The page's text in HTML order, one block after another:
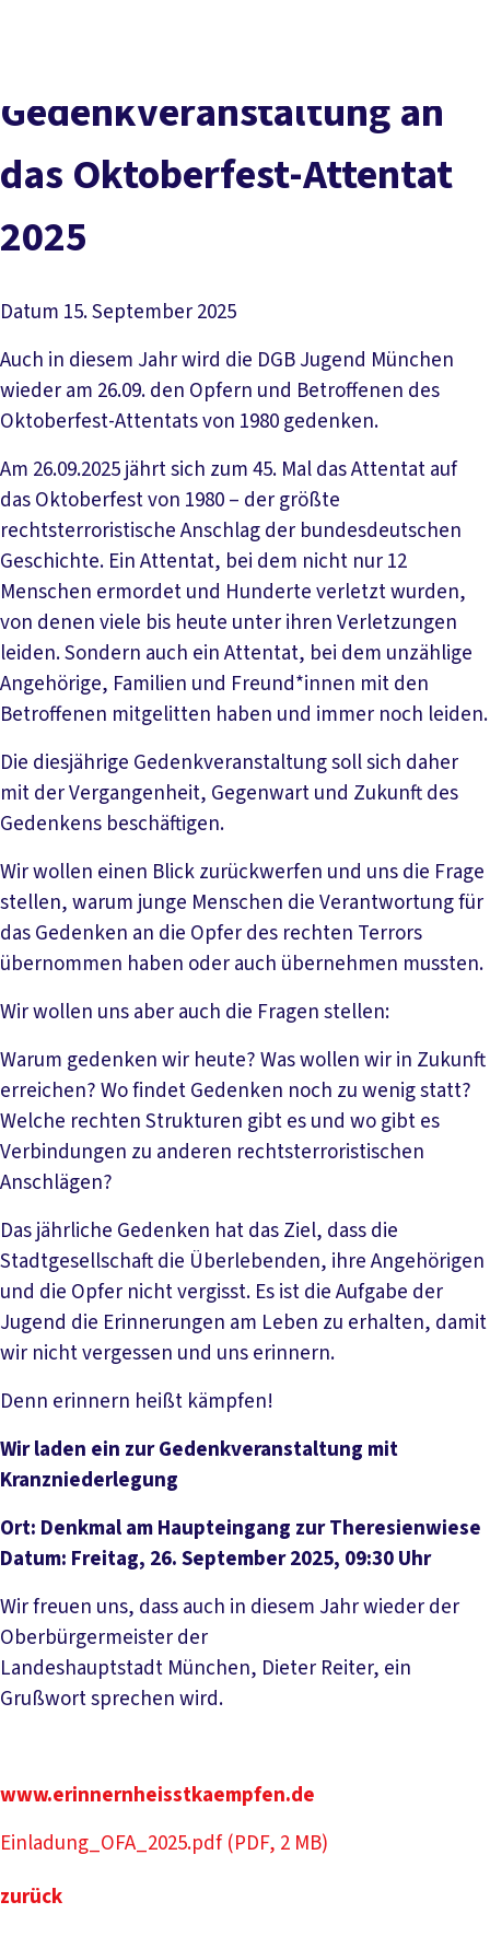
Service
Mitmachen
Ge­denk­ver­an­stal­tung an
das Ok­to­ber­fest-At­ten­tat
2025
Datum 15. September 2025
Auch in diesem Jahr wird die DGB Jugend München
wieder am 26.09. den Opfern und Betroffenen des
Oktoberfest-Attentats von 1980 gedenken.
Am 26.09.2025 jährt sich zum 45. Mal das Attentat auf
das Oktoberfest von 1980 – der größte
rechtsterroristische Anschlag der bundesdeutschen
Geschichte. Ein Attentat, bei dem nicht nur 12
Menschen ermordet und Hunderte verletzt wurden,
von denen viele bis heute unter ihren Verletzungen
leiden. Sondern auch ein Attentat, bei dem unzählige
Angehörige, Familien und Freund*innen mit den
Betroffenen mitgelitten haben und immer noch leiden.
Die diesjährige Gedenkveranstaltung soll sich daher
mit der Vergangenheit, Gegenwart und Zukunft des
Gedenkens beschäftigen.
Wir wollen einen Blick zurückwerfen und uns die Frage
stellen, warum junge Menschen die Verantwortung für
das Gedenken an die Opfer des rechten Terrors
übernommen haben oder auch übernehmen mussten.
Wir wollen uns aber auch die Fragen stellen:
Warum gedenken wir heute? Was wollen wir in Zukunft
erreichen? Wo findet Gedenken noch zu wenig statt?
Welche rechten Strukturen gibt es und wo gibt es
Verbindungen zu anderen rechtsterroristischen
Anschlägen?
Das jährliche Gedenken hat das Ziel, dass die
Stadtgesellschaft die Überlebenden, ihre Angehörigen
und die Opfer nicht vergisst. Es ist die Aufgabe der
Jugend die Erinnerungen am Leben zu erhalten, damit
wir nicht vergessen und uns erinnern.
Denn erinnern heißt kämpfen!
Wir laden ein zur Gedenkveranstaltung mit
Kranzniederlegung
Ort: Denkmal am Haupteingang zur Theresienwiese
Datum: Freitag, 26. September 2025, 09:30 Uhr
Wir freuen uns, dass auch in diesem Jahr wieder der
Oberbürgermeister der
Landeshauptstadt München, Dieter Reiter, ein
Grußwort sprechen wird.
www.erinnernheisstkaempfen.de
Einladung_OFA_2025.pdf (PDF, 2 MB)
zurück